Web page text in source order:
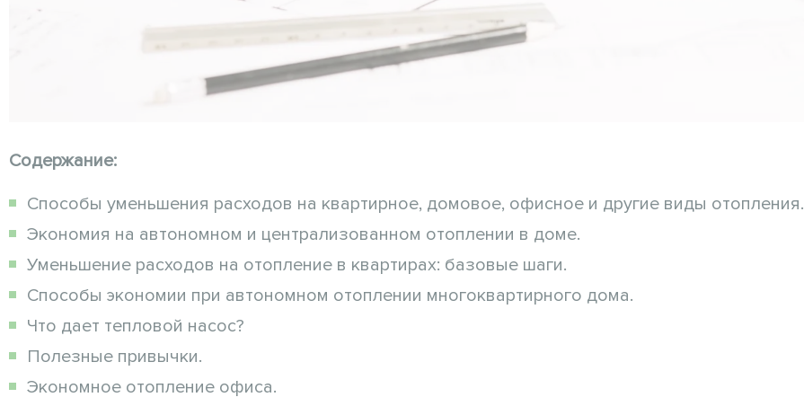
Содержание:
Способы уменьшения расходов на квартирное, домовое, офисное и другие виды отопления.
Экономия на автономном и централизованном отоплении в доме.
Уменьшение расходов на отопление в квартирах: базовые шаги.
Способы экономии при автономном отоплении многоквартирного дома.
Что дает тепловой насос?
Полезные привычки.
Экономное отопление офиса.